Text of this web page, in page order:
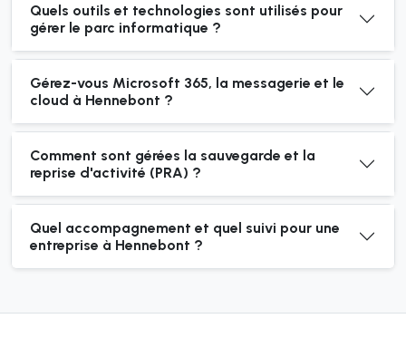
Quels outils et technologies sont utilisés pour
gérer le parc informatique ?
Gérez-vous Microsoft 365, la messagerie et le
cloud à Hennebont ?
Comment sont gérées la sauvegarde et la
reprise d'activité (PRA) ?
Quel accompagnement et quel suivi pour une
entreprise à Hennebont ?